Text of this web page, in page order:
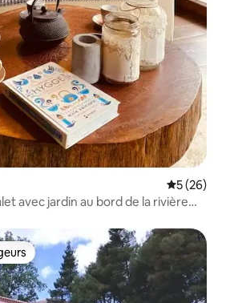
5 (26)
avec jardin au bord de la rivière